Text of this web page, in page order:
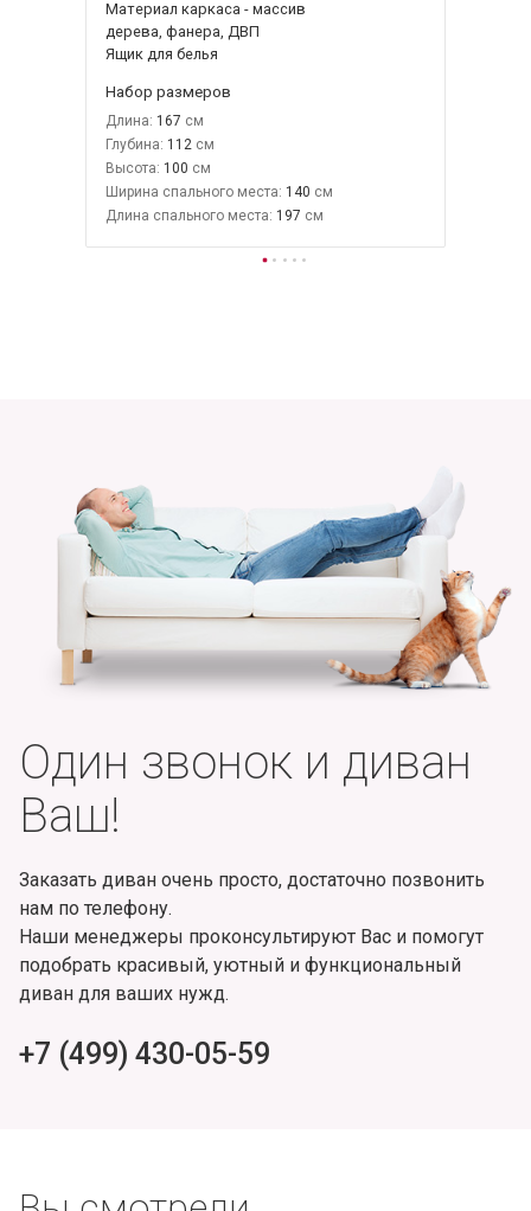
Материал каркаса - массив
дерева, фанера, ДВП
Ящик для белья
Набор размеров
Длина: 167
Глубина: 112
Высота: 100
Ширина спального места: 140
Длина спального места: 197
Один звонок и диван
Ваш!
Заказать диван очень просто, достаточно позвонить
нам по телефону.
Наши менеджеры проконсультируют Вас и помогут
подобрать красивый, уютный и функциональный
диван для ваших нужд.
+7 (499) 430-05-59